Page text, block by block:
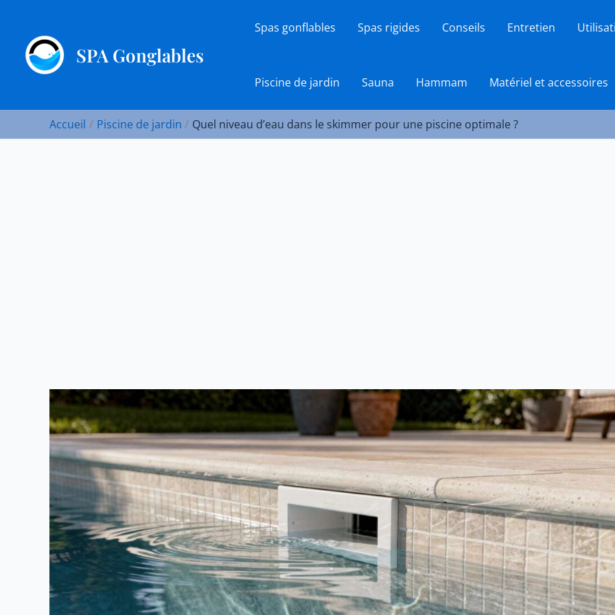
contenu
SPA Gonglables
Spas gonflables Spas rigides Conseils Entretien
Piscine de jardin Sauna Hammam Matériel et accessoires
Accueil Piscine de jardin Quel niveau d’eau dans le skimmer pour une piscine optimale ?